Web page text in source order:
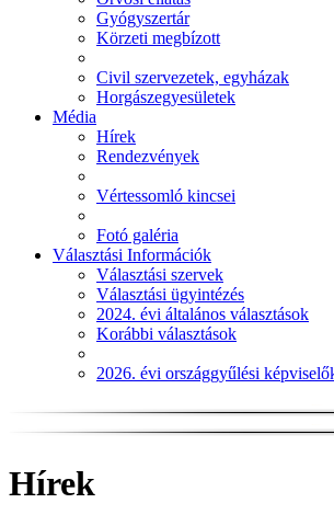
Gyógyszertár
Körzeti megbízott
Civil szervezetek, egyházak
Horgászegyesületek
Média
Hírek
Rendezvények
Vértessomló kincsei
Fotó galéria
Választási Információk
Választási szervek
Választási ügyintézés
2024. évi általános választások
Korábbi választások
2026. évi országgyűlési
Hírek